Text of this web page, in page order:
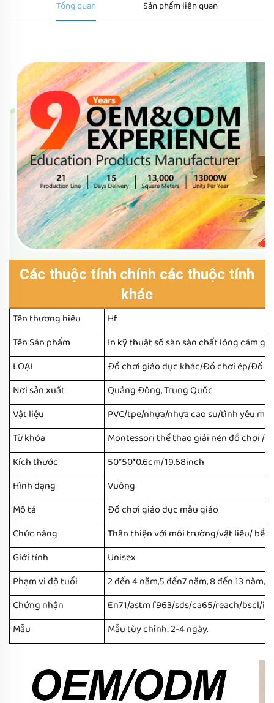
Tổng quan Sản phẩm liên quan
Các thuộc tính chính các thuộc tính
khác
Tên thương hiệu
Hf
Tên Sản phẩm
In kỹ thuật số sàn sàn chất lỏng cảm
LOẠI
Đồ chơi giáo dục khác/Đồ chơi ép/Đồ
Nơi sản xuất
Quảng Đông, Trung Quốc
Vật liệu
PVC/tpe/nhựa/nhựa cao su/tình yêu
Từ khóa
Montessori thể thao giải nén đồ chơi /
Kích thước
50*50*0.6cm/19.68inch
Hình dạng
Vuông
Mô tả
Đồ chơi giáo dục mẫu giáo
Chức năng
Thân thiện với môi trường/vật liệu/ bền
Giới tính
Unisex
Phạm vi độ tuổi
2 đến 4 năm,5 đến7 năm, 8 đến 13 năm,
Chứng nhận
En71/astm f963/sds/ca65/reach/bscl/
Mẫu
Mẫu tùy chỉnh: 2-4 ngày.